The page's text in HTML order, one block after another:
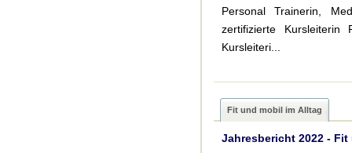
Personal Trainerin,
zertifizierte
Kursleiteri...
Fit und mobil im Alltag
Jahresbericht 2022 -